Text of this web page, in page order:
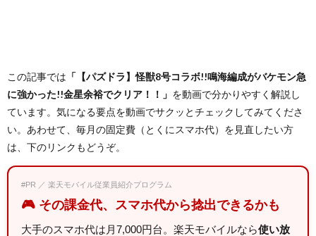
この記事では 「【パズドラ】怪獣8号コラボ!!鳴海編成がバケモン急
に強かった!!金星余裕でクリア！！」 を動画で分かりやすく解説し
ています。気になる要点を動画でサクッとチェックしてみてくださ
い。あわせて、毎月の固定費（とくにスマホ代）を見直したい方
は、下のリンクもどうぞ。
#PR ／ 楽天モバイル従業員紹介プログラム
🎮 その課金代、スマホ代から捻出できるかも
大手のスマホ代は月7,000円台。楽天モバイルなら使い放